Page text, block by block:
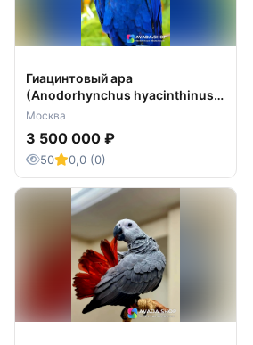
Гиацинтовый ара
(Anodorhynchus hyacinthinus)
птенцы из питомника
Москва
3 500 000 ₽
50 0,0 (0)